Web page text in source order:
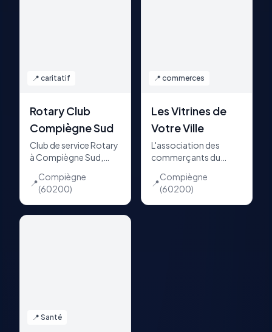
📍 caritatif
Rotary Club
Compiègne Sud
Club de service Rotary
à Compiègne Sud,
enfants, les seniors et
le handicap.
Organisateur du Salon
de la Fleur et du Jardin
📍
Compiègne
(60200)
📍 commerces
Les Vitrines de
Votre Ville
L'association des
commerçants du
Compiègne. Plus de
450 boutiques réunies
pour faire vivre le
📍
Compiègne
(60200)
📍 Santé